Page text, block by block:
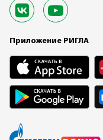
Приложение РИГЛА